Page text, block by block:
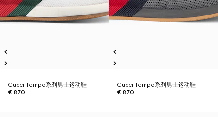
Gucci Tempo系列男士运动鞋
€ 870
Gucci Tempo系列男士运动鞋
€ 870